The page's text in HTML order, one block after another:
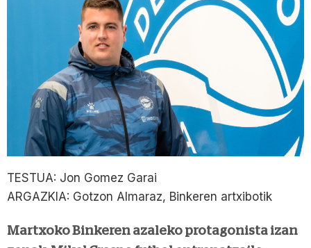
TESTUA: Jon Gomez Garai
ARGAZKIA: Gotzon Almaraz, Binkeren artxibotik
Martxoko Binkeren azaleko protagonista izan